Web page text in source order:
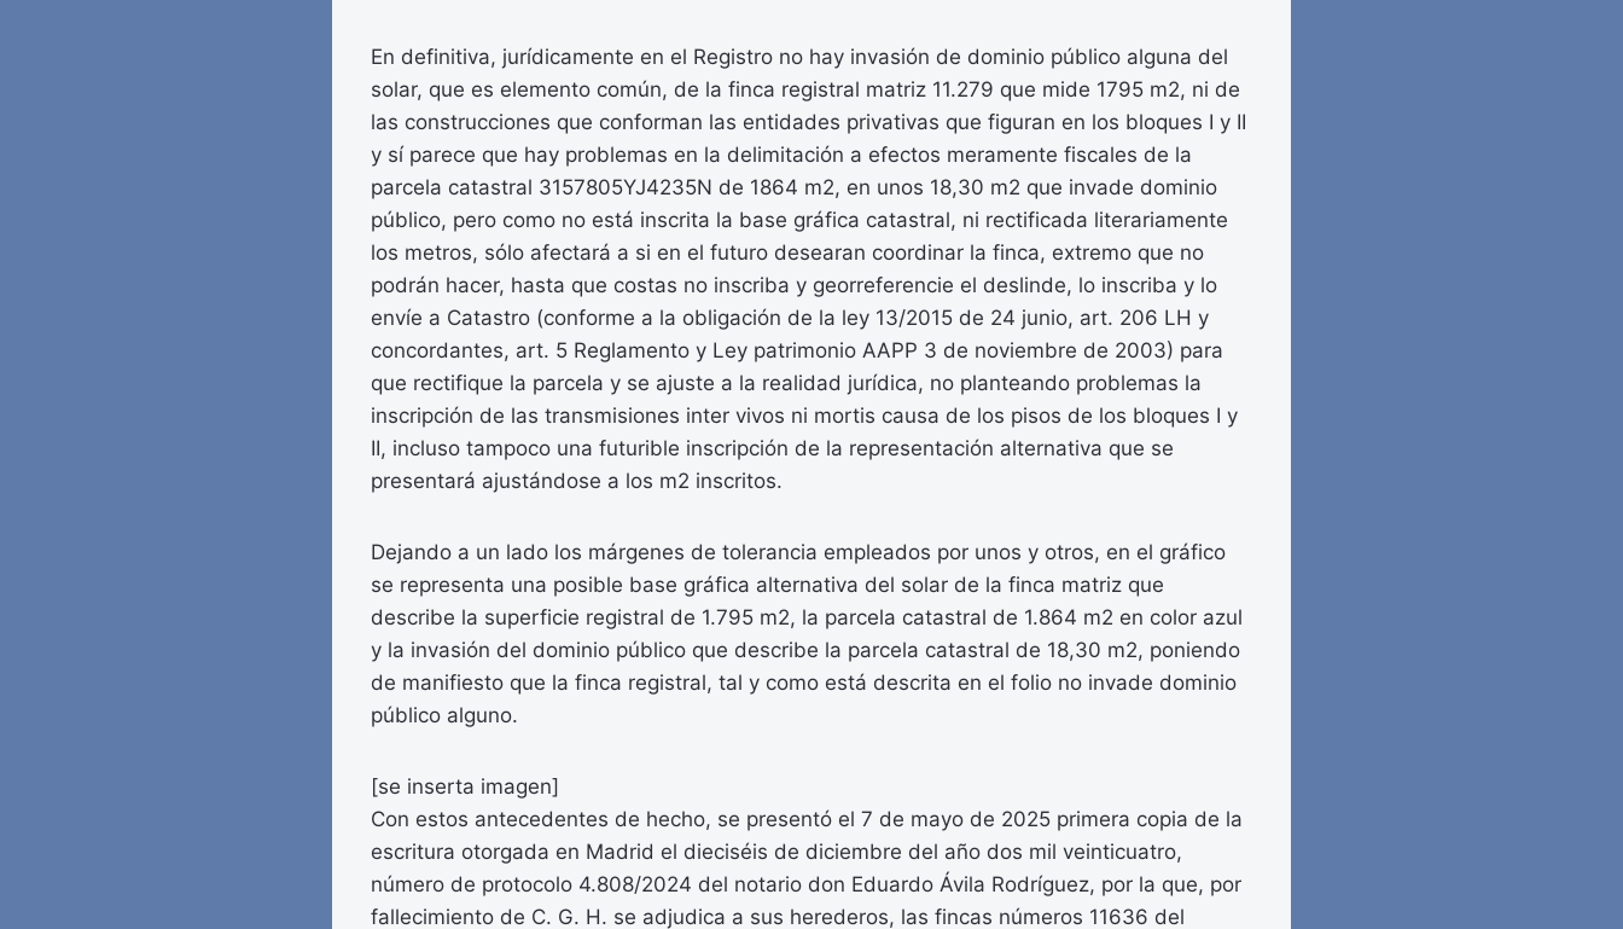
En definitiva, jurídicamente en el Registro no hay invasión de dominio público alguna del
solar, que es elemento común, de la finca registral matriz 11.279 que mide 1795 m2, ni de
las construcciones que conforman las entidades privativas que figuran en los bloques I y II
y sí parece que hay problemas en la delimitación a efectos meramente fiscales de la
parcela catastral 3157805YJ4235N de 1864 m2, en unos 18,30 m2 que invade dominio
público, pero como no está inscrita la base gráfica catastral, ni rectificada literariamente
los metros, sólo afectará a si en el futuro desearan coordinar la finca, extremo que no
podrán hacer, hasta que costas no inscriba y georreferencie el deslinde, lo inscriba y lo
envíe a Catastro (conforme a la obligación de la ley 13/2015 de 24 junio, art. 206 LH y
concordantes, art. 5 Reglamento y Ley patrimonio AAPP 3 de noviembre de 2003) para
que rectifique la parcela y se ajuste a la realidad jurídica, no planteando problemas la
inscripción de las transmisiones inter vivos ni mortis causa de los pisos de los bloques I y
II, incluso tampoco una futurible inscripción de la representación alternativa que se
presentará ajustándose a los m2 inscritos.
Dejando a un lado los márgenes de tolerancia empleados por unos y otros, en el gráfico
se representa una posible base gráfica alternativa del solar de la finca matriz que
describe la superficie registral de 1.795 m2, la parcela catastral de 1.864 m2 en color azul
y la invasión del dominio público que describe la parcela catastral de 18,30 m2, poniendo
de manifiesto que la finca registral, tal y como está descrita en el folio no invade dominio
público alguno.
[se inserta imagen]
Con estos antecedentes de hecho, se presentó el 7 de mayo de 2025 primera copia de la
escritura otorgada en Madrid el dieciséis de diciembre del año dos mil veinticuatro,
número de protocolo 4.808/2024 del notario don Eduardo Ávila Rodríguez, por la que, por
fallecimiento de C. G. H. se adjudica a sus herederos, las fincas números 11636 del